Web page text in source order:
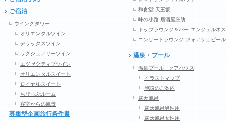
ご宿泊
ウイングタワー
オリエンタルツイン
デラックスツイン
ラグジュアリーツイン
エグゼクティブツイン
オリエンタルスイート
ロイヤルスイート
ちびっぷルーム
客室からの風景
募集型企画旅行条件書
和食堂 天王坂
味の小路 居酒屋庄助
トップラウンジ＆バー エンジェルネス
コンサートラウンジ フォアシュピール
温泉・プール
温泉プール クアハウス
イラストマップ
施設のご案内
露天風呂
露天風呂男性用
露天風呂女性用